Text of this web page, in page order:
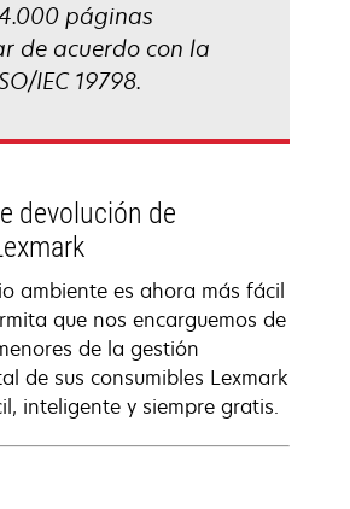
páginas
de acuerdo con la
IEC 19798.
devolución de
ambiente es ahora más fácil
que nos encarguemos de
de la gestión
de sus consumibles Lexmark
inteligente y siempre gratis.